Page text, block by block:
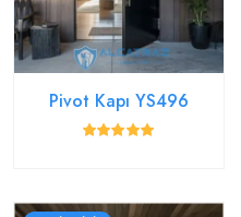
Pivot Kapı YS496